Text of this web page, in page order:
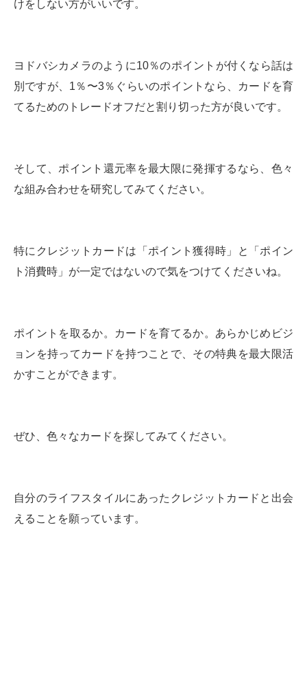
けをしない方がいいです。
ヨドバシカメラのように10％のポイントが付くなら話は
別ですが、1％〜3％ぐらいのポイントなら、カードを育
てるためのトレードオフだと割り切った方が良いです。
そして、ポイント還元率を最大限に発揮するなら、色々
な組み合わせを研究してみてください。
特にクレジットカードは「ポイント獲得時」と「ポイン
ト消費時」が一定ではないので気をつけてくださいね。
ポイントを取るか。カードを育てるか。あらかじめビジ
ョンを持ってカードを持つことで、その特典を最大限活
かすことができます。
ぜひ、色々なカードを探してみてください。
自分のライフスタイルにあったクレジットカードと出会
えることを願っています。